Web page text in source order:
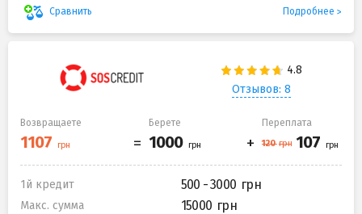
Сравнить Подробнее
Отзывов: 8
Возвращаете Берете Переплата
1й кредит 500 - 3000
Макс. сумма 15000